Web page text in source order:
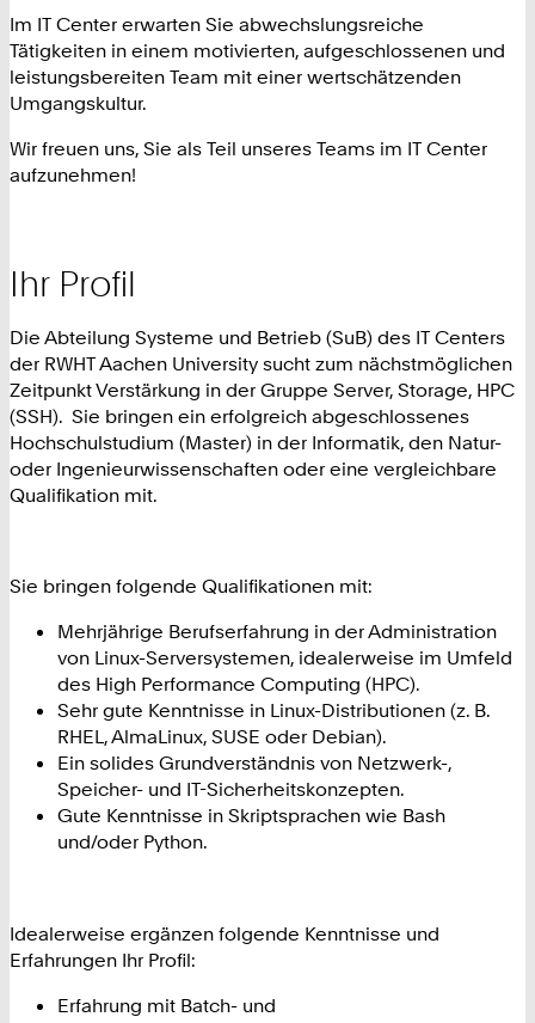
Im IT Center erwarten Sie abwechslungsreiche
Tätigkeiten in einem motivierten, aufgeschlossenen und
leistungsbereiten Team mit einer wertschätzenden
Umgangskultur.
Wir freuen uns, Sie als Teil unseres Teams im IT Center
aufzunehmen!
Ihr Profil
Die Abteilung Systeme und Betrieb (SuB) des IT Centers
der RWHT Aachen University sucht zum nächstmöglichen
Zeitpunkt Verstärkung in der Gruppe Server, Storage, HPC
(SSH). Sie bringen ein erfolgreich abgeschlossenes
Hochschulstudium (Master) in der Informatik, den Natur-
oder Ingenieurwissenschaften oder eine vergleichbare
Qualifikation mit.
Sie bringen folgende Qualifikationen mit:
Mehrjährige Berufserfahrung in der Administration
von Linux-Serversystemen, idealerweise im Umfeld
des High Performance Computing (HPC).
Sehr gute Kenntnisse in Linux-Distributionen (z. B.
RHEL, AlmaLinux, SUSE oder Debian).
Ein solides Grundverständnis von Netzwerk-,
Speicher- und IT-Sicherheitskonzepten.
Gute Kenntnisse in Skriptsprachen wie Bash
und/oder Python.
Idealerweise ergänzen folgende Kenntnisse und
Erfahrungen Ihr Profil:
Erfahrung mit Batch- und